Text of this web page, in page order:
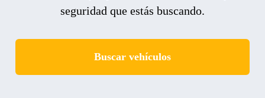
seguridad que estás buscando.
Buscar vehículos